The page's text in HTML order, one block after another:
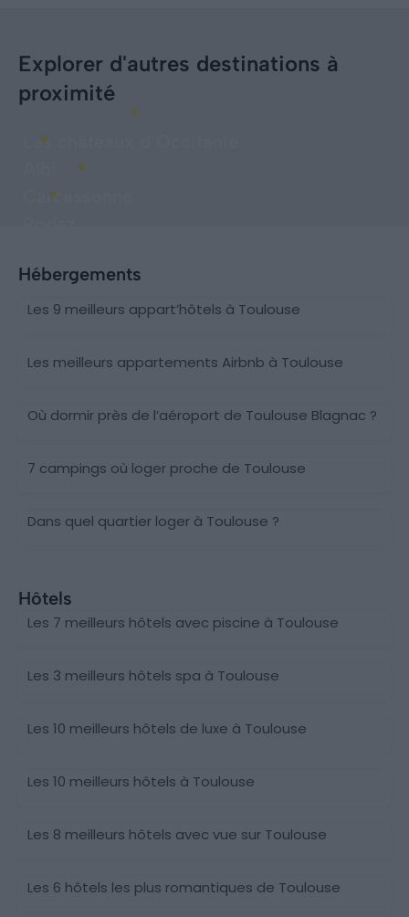
Explorer d'autres destinations à
proximité
Les châteaux d’Occitanie
Carcassonne
Hébergements
Les 9 meilleurs appart’hôtels à Toulouse
Les meilleurs appartements Airbnb à Toulouse
Où dormir près de l’aéroport de Toulouse Blagnac ?
7 campings où loger proche de Toulouse
Dans quel quartier loger à Toulouse ?
Hôtels
Les 7 meilleurs hôtels avec piscine à Toulouse
Les 3 meilleurs hôtels spa à Toulouse
Les 10 meilleurs hôtels de luxe à Toulouse
Les 10 meilleurs hôtels à Toulouse
Les 8 meilleurs hôtels avec vue sur Toulouse
Les 6 hôtels les plus romantiques de Toulouse